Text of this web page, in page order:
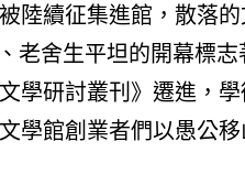
陸續征集進館，散落的
老舍生平坦的開幕標志
學研討叢刊》遷進，
學館創業者們以愚公移